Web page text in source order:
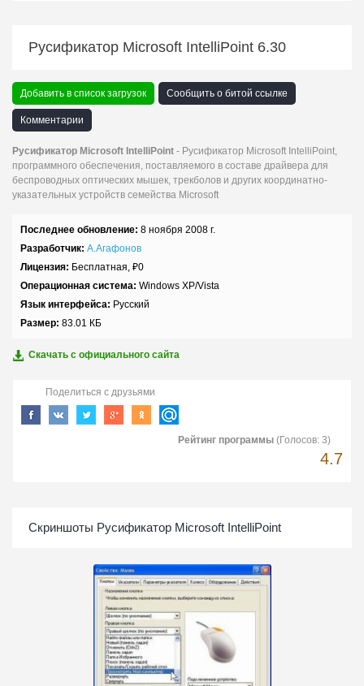
Русификатор Microsoft IntelliPoint 6.30
Добавить в список загрузок Сообщить о битой ссылке
Комментарии
Русификатор Microsoft IntelliPoint - Русификатор Microsoft IntelliPoint,
программного обеспечения, поставляемого в составе драйвера для
беспроводных оптических мышек, трекболов и других координатно-
указательных устройств семейства Microsoft
Последнее обновление: 8 ноября 2008 г.
Разработчик: А.Агафонов
Лицензия: Бесплатная, ₽0
Операционная система: Windows XP/Vista
Язык интерфейса: Русский
Размер: 83.01 КБ
Скачать с официального сайта
Поделиться с друзьями
Рейтинг программы (Голосов: 3)
4.7
Скриншоты Русификатор Microsoft IntelliPoint